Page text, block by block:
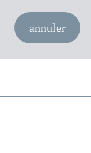
annuler